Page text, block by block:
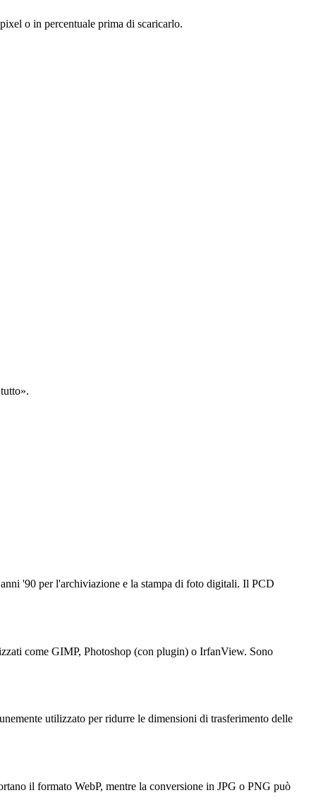
o in percentuale prima di scaricarlo.
'90 per l'archiviazione e la stampa di foto digitali. Il PCD
come GIMP, Photoshop (con plugin) o IrfanView. Sono
utilizzato per ridurre le dimensioni di trasferimento delle
il formato WebP, mentre la conversione in JPG o PNG può